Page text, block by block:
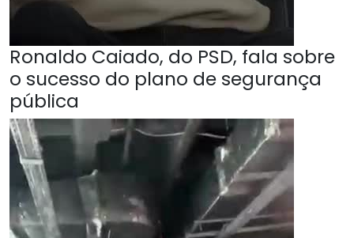
Ronaldo Caiado, do PSD, fala sobre
o sucesso do plano de segurança
pública